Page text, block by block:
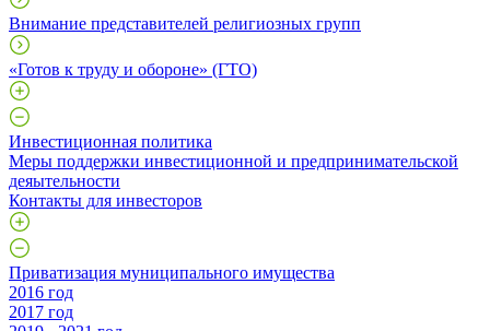
Внимание представителей религиозных групп
«Готов к труду и обороне» (ГТО)
Инвестиционная политика
Меры поддержки инвестиционной и предпринимательской
деяытельности
Контакты для инвесторов
Приватизация муниципального имущества
2016 год
2017 год